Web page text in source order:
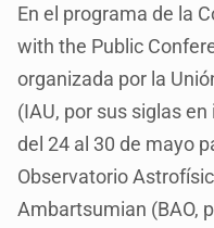
En el programa de la
with the Public
organizada por la
(IAU, por sus siglas
del 24 al 30 de mayo
Observatorio
Ambartsumian (BAO,